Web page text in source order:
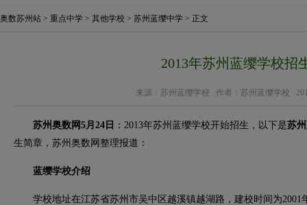
奥数苏州站 > 重点中学 > 其他学校 > 苏州蓝缨中学 > 正文
2013年苏州蓝缨学校招
来源： 苏州蓝缨学校 作者：苏州蓝缨学校
苏州奥数网5月24日 ：2013年苏州蓝缨学校开始招生，以下是苏
生简章，苏州奥数网整理报道：
蓝缨学校介绍
学校地址在江苏省苏州市吴中区越溪镇越湖路，建校时间为2001